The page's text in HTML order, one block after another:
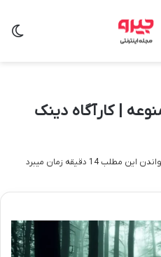
| کارآگاه دینک
این مطلب 14 دقیقه زمان میبرد